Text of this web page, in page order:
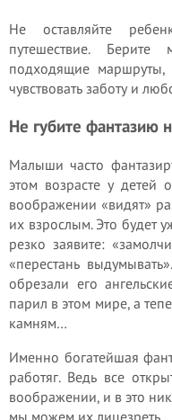
Не оставляйте
путешествие.
подходящие
чувствовать заботу и
Не губите фантазию
Малыши часто
этом возрасте у
воображении «видят»
их взрослым. Это будет
резко заявите:
«перестань
обрезали его
парил в этом мире, а
камням…
Именно богатейшая
работяг. Ведь все
воображении, и в это